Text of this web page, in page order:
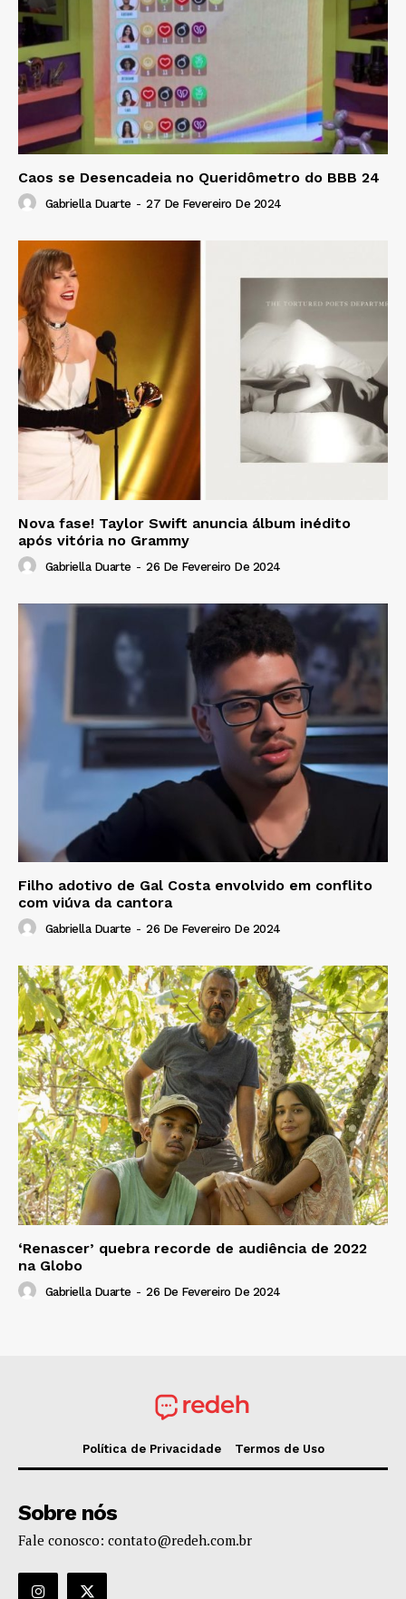
Caos se Desencadeia no Queridômetro do BBB 24
Gabriella Duarte - 27 De Fevereiro De 2024
Nova fase! Taylor Swift anuncia álbum inédito
após vitória no Grammy
Gabriella Duarte - 26 De Fevereiro De 2024
Filho adotivo de Gal Costa envolvido em conflito
com viúva da cantora
Gabriella Duarte - 26 De Fevereiro De 2024
‘Renascer’ quebra recorde de audiência de 2022
na Globo
Gabriella Duarte - 26 De Fevereiro De 2024
Política de Privacidade Termos de Uso
Sobre nós
Fale conosco: contato@redeh.com.br